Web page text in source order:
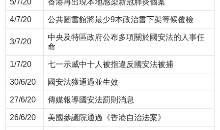
4/7/20 公共圖書館將最少9本政治書下架等候覆檢
3/7/20
中央及特區政府公布多項關於國安法的人事任
命
1/7/20 七一示威中十人被指違反國安法被捕
30/6/20 國安法獲通過並生效
27/6/20 傳媒報導國安法罰則消息
26/6/20 美國參議院通過《香港自治法案》